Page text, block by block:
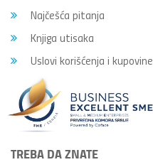
Najčešća pitanja
Knjiga utisaka
Uslovi korišćenja i kupovine
TREBA DA ZNATE